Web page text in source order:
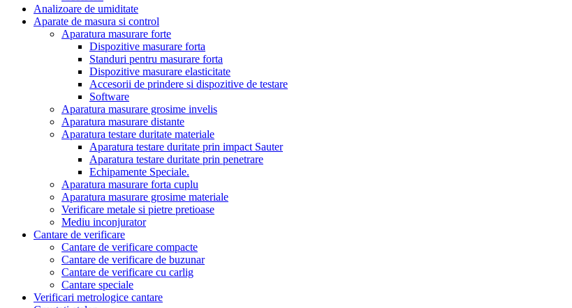
Analizoare de umiditate
Aparate de masura si control
Aparatura masurare forte
Dispozitive masurare forta
Standuri pentru masurare forta
Dispozitive masurare elasticitate
Accesorii de prindere si dispozitive de testare
Software
Aparatura masurare grosime invelis
Aparatura masurare distante
Aparatura testare duritate materiale
Aparatura testare duritate prin impact Sauter
Aparatura testare duritate prin penetrare
Echipamente Speciale.
Aparatura masurare forta cuplu
Aparatura masurare grosime materiale
Verificare metale si pietre pretioase
Mediu inconjurator
Cantare de verificare
Cantare de verificare compacte
Cantare de verificare de buzunar
Cantare de verificare cu carlig
Cantare speciale
Verificari metrologice cantare